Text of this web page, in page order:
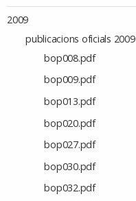
2009
publicacions oficials 2009
bop008.pdf
bop009.pdf
bop013.pdf
bop020.pdf
bop027.pdf
bop030.pdf
bop032.pdf